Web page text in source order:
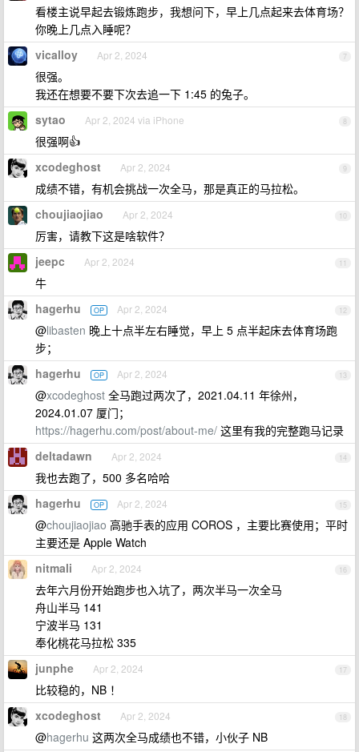
看楼主说早起去锻炼跑步，我想问下，早上几点起来去体育场？
你晚上几点入睡呢？
7
vicalloy Apr 2, 2024
很强。
我还在想要不要下次去追一下 1:45 的兔子。
8
sytao Apr 2, 2024 via iPhone
很强啊👍
9
xcodeghost Apr 2, 2024
成绩不错，有机会挑战一次全马，那是真正的马拉松。
10
choujiaojiao Apr 2, 2024
厉害，请教下这是啥软件？
11
jeepc Apr 2, 2024
牛
12
hagerhu OP Apr 2, 2024
@libasten 晚上十点半左右睡觉，早上 5 点半起床去体育场跑
步；
13
hagerhu OP Apr 2, 2024
@xcodeghost 全马跑过两次了，2021.04.11 年徐州，
2024.01.07 厦门；
https://hagerhu.com/post/about-me/ 这里有我的完整跑马记录
14
deltadawn Apr 2, 2024
我也去跑了，500 多名哈哈
15
hagerhu OP Apr 2, 2024
@choujiaojiao 高驰手表的应用 COROS ，主要比赛使用；平时
主要还是 Apple Watch
16
nitmali Apr 2, 2024
去年六月份开始跑步也入坑了，两次半马一次全马
舟山半马 141
宁波半马 131
奉化桃花马拉松 335
17
junphe Apr 2, 2024
比较稳的，NB ！
18
xcodeghost Apr 2, 2024
@hagerhu 这两次全马成绩也不错，小伙子 NB